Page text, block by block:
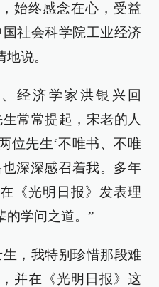
始终感念在心，受益
社会科学院工业经济
说。
经济学家洪银兴回
常常提起，宋老的人
位先生‘不唯书、不唯
也深深感召着我。多年
《光明日报》发表理
的学问之道。”
，我特别珍惜那段难
并在《光明日报》这